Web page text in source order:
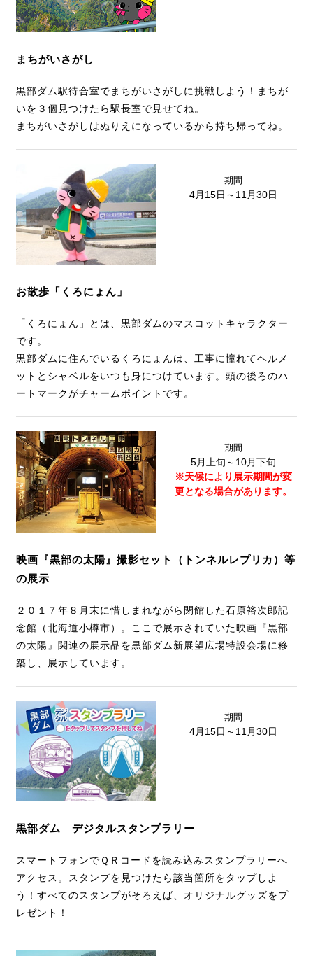
まちがいさがし
黒部ダム駅待合室でまちがいさがしに挑戦しよう！まちが
いを３個見つけたら駅長室で見せてね。
まちがいさがしはぬりえになっているから持ち帰ってね。
期間
4月15日～11月30日
お散歩「くろにょん」
「くろにょん」とは、黒部ダムのマスコットキャラクター
です。
黒部ダムに住んでいるくろにょんは、工事に憧れてヘルメ
ットとシャベルをいつも身につけています。頭の後ろのハ
ートマークがチャームポイントです。
期間
5月上旬～10月下旬
※天候により展示期間が変
更となる場合があります。
映画『黒部の太陽』撮影セット（トンネルレプリカ）等
の展示
２０１７年８月末に惜しまれながら閉館した石原裕次郎記
念館（北海道小樽市）。ここで展示されていた映画『黒部
の太陽』関連の展示品を黒部ダム新展望広場特設会場に移
築し、展示しています。
期間
4月15日～11月30日
黒部ダム デジタルスタンプラリー
スマートフォンでＱＲコードを読み込みスタンプラリーへ
アクセス。スタンプを見つけたら該当箇所をタップしよ
う！すべてのスタンプがそろえば、オリジナルグッズをプ
レゼント！